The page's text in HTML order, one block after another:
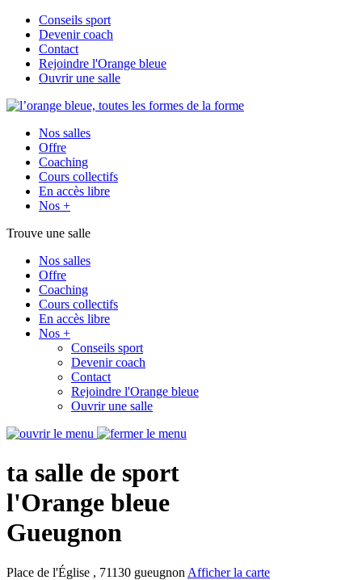
Conseils sport
Devenir coach
Contact
Rejoindre l'Orange bleue
Ouvrir une salle
Nos salles
Offre
Coaching
Cours collectifs
En accès libre
Nos +
Trouve une salle
Nos salles
Offre
Coaching
Cours collectifs
En accès libre
Nos +
Conseils sport
Devenir coach
Contact
Rejoindre l'Orange bleue
Ouvrir une salle
ta salle de sport
l'Orange bleue
Gueugnon
Place de l'Église , 71130 gueugnon Afficher la carte